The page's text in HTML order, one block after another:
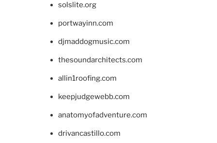
solslite.org
portwayinn.com
djmaddogmusic.com
thesoundarchitects.com
allin1roofing.com
keepjudgewebb.com
anatomyofadventure.com
drivancastillo.com